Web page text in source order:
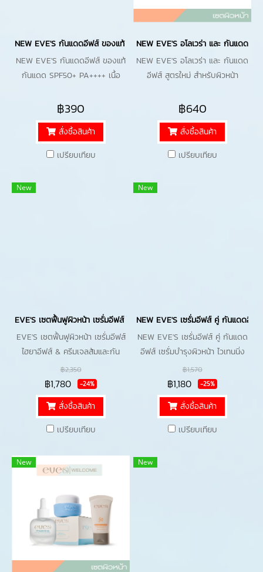
NEW EVE'S กันแดดอีฟส์ ของแท้ กันแดด SPF50+ PA++++ เนื้อสมูส กันน้ำ
NEW EVE'S กันแดดอีฟส์ ของแท้
กันแดด SPF50+ PA++++ เนื้อ
มัน
฿390
สั่งซื้อสินค้า
เปรียบเทียบ
NEW EVE'S อโลเวร่า และ กันแดด
NEW EVE'S อโลเวร่า และ กันแดด
อีฟส์ สูตรใหม่ สำหรับผิวหน้า
ชุ่มชื้น ปราศจากแอลกอฮอล์ เหมาะ
สำหรับคุณแม่ตั้งครรภ์และผิวแพ้
ง่าย
฿640
สั่งซื้อสินค้า
เปรียบเทียบ
New
EVE'S เซตฟื้นฟูผิวหน้า เซรั่มอีฟส์ ไฮยาอีฟส์ & ครีมเจลส้มและกันแดดอีฟ
EVE'S เซตฟื้นฟูผิวหน้า เซรั่มอีฟส์
ไฮยาอีฟส์ & ครีมเจลส้มและกัน
แดดอีฟส์ SPF50+ PA++++ ครีม
บำรุงผิวหน้า กันแดดสมูส ช่วย
ฟื้นฟูผิว ลดริ้วรอย ให้ผิวนุ่มเด้ง
ชุ่มชื้น
฿2,350
฿1,780 -24%
สั่งซื้อสินค้า
เปรียบเทียบ
New
NEW EVE'S เซรั่มอีฟส์ คู่ กันแดดอีฟส์
NEW EVE'S เซรั่มอีฟส์ คู่ กันแดด
อีฟส์ เซรั่มบำรุงผิวหน้า ไวเทนนิ่ง
กระจ่างใส กันแดด SPF50+
PA++++ เนื้อสมูส กันน้ำ กันเหงื่อ
฿1,570
฿1,180 -25%
สั่งซื้อสินค้า
เปรียบเทียบ
New New